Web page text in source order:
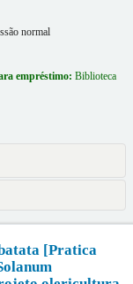
normal
empréstimo: Biblioteca
[Pratica